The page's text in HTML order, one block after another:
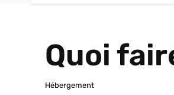
Quoi
Hébergement